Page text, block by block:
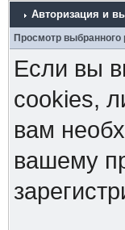
Авторизация и
Просмотр выбранного
Если вы
cookies,
вам
вашему